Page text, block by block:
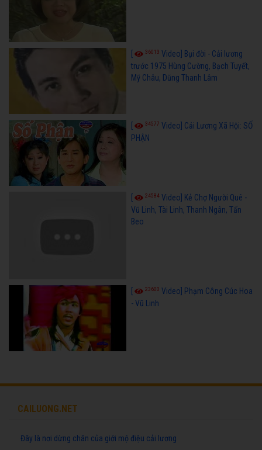
36013 Video] Bụi đời - Cải lương
trước 1975 Hùng Cường, Bạch Tuyết,
Mỹ Châu, Dũng Thanh Lâm
34577 Video] Cải Lương Xã Hội: SỐ
PHẬN
24584 Video] Kẻ Chợ Người Quê -
Vũ Linh, Tài Linh, Thanh Ngân, Tấn
Beo
23600 Video] Phạm Công Cúc Hoa
- Vũ Linh
CAILUONG.NET
Đây là nơi dừng chân của giới mộ điệu cải lương